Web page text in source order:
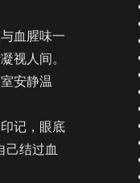
血腥味一
视人间。
安静温
记，眼底
己结过血